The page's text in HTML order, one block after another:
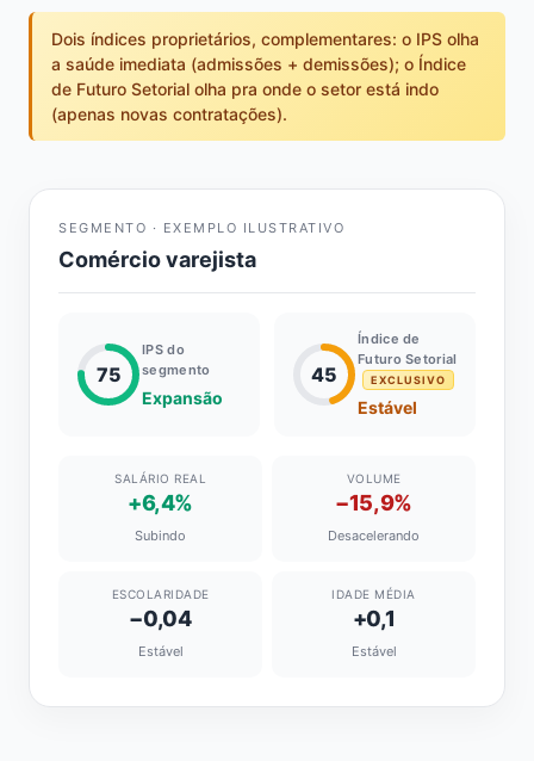
Dois índices proprietários, complementares: o IPS olha
a saúde imediata (admissões + demissões); o Índice
de Futuro Setorial olha pra onde o setor está indo
(apenas novas contratações).
SEGMENTO · EXEMPLO ILUSTRATIVO
Comércio varejista
75
IPS do
segmento
Expansão
45
Índice de
Futuro Setorial
EXCLUSIVO
Estável
SALÁRIO REAL
+6,4%
Subindo
VOLUME
−15,9%
Desacelerando
ESCOLARIDADE
−0,04
Estável
IDADE MÉDIA
+0,1
Estável